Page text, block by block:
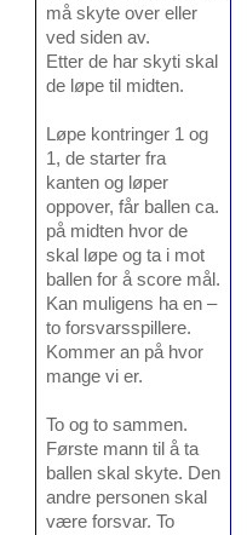
må skyte over eller
ved siden av.
Etter de har skyti skal
de løpe til midten.
Løpe kontringer 1 og
1, de starter fra
kanten og løper
oppover, får ballen ca.
på midten hvor de
skal løpe og ta i mot
ballen for å score mål.
Kan muligens ha en –
to forsvarsspillere.
Kommer an på hvor
mange vi er.
To og to sammen.
Første mann til å ta
ballen skal skyte. Den
andre personen skal
være forsvar. To